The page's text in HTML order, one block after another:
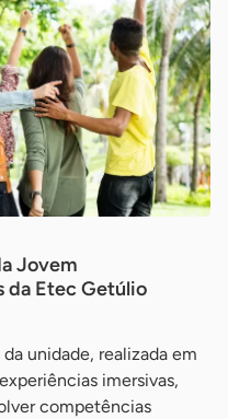
Jovem
da Etec Getúlio
unidade, realizada em
imersivas,
competências